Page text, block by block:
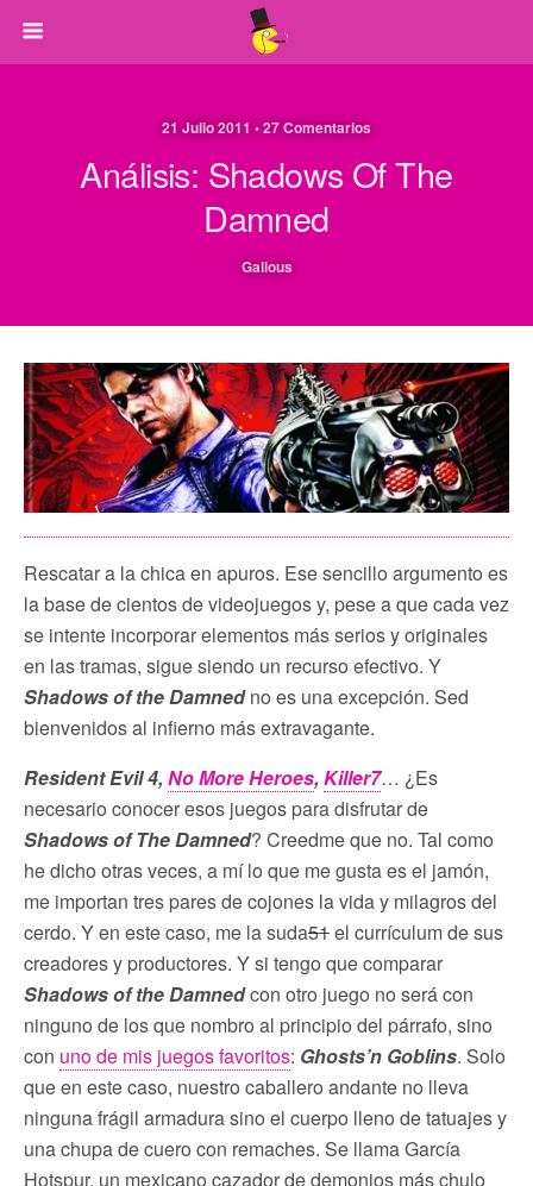
21 Julio 2011 • 27 Comentarios
Análisis: Shadows Of The
Damned
Galious
Rescatar a la chica en apuros. Ese sencillo argumento es
la base de cientos de videojuegos y, pese a que cada vez
se intente incorporar elementos más serios y originales
en las tramas, sigue siendo un recurso efectivo. Y
Shadows of the Damnedno es una excepción. Sed
bienvenidos al infierno más extravagante.
Resident Evil 4, No More Heroes, Killer7… ¿Es
necesario conocer esos juegos para disfrutar de
Shadows of The Damned? Creedme que no. Tal como
he dicho otras veces, a mí lo que me gusta es el jamón,
me importan tres pares de cojones la vida y milagros del
cerdo. Y en este caso, me la suda51el currículum de sus
creadores y productores. Y si tengo que comparar
Shadows of the Damnedcon otro juego no será con
ninguno de los que nombro al principio del párrafo, sino
con uno de mis juegos favoritos: Ghosts’n Goblins. Solo
que en este caso, nuestro caballero andante no lleva
ninguna frágil armadura sino el cuerpo lleno de tatuajes y
una chupa de cuero con remaches. Se llama García
Hotspur, un mexicano cazador de demonios más chulo